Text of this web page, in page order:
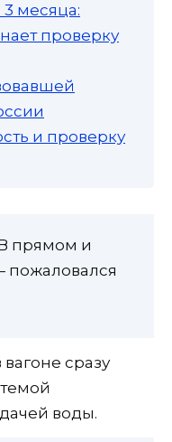
3 месяца:
проверку
и проверку
прямом и
сразу
воды.